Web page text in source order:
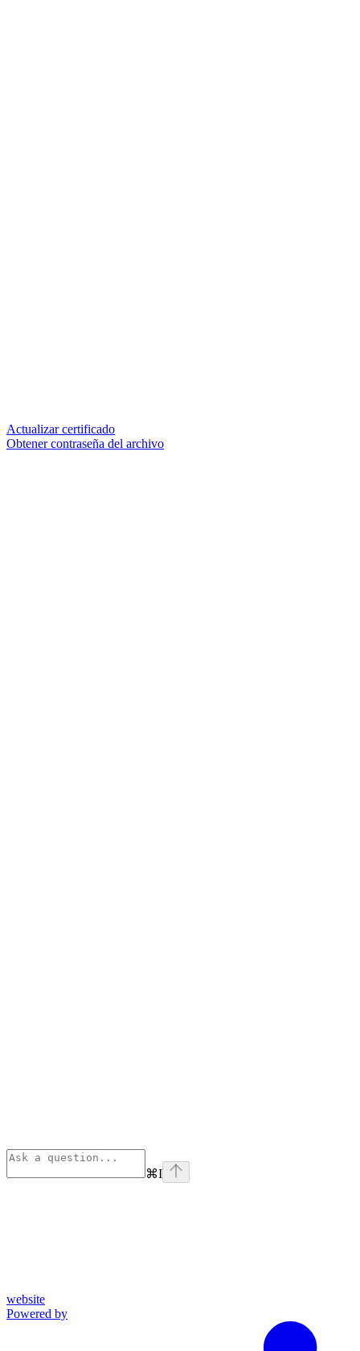
Actualizar certificado
Obtener contraseña del archivo
⌘I
website
Powered by